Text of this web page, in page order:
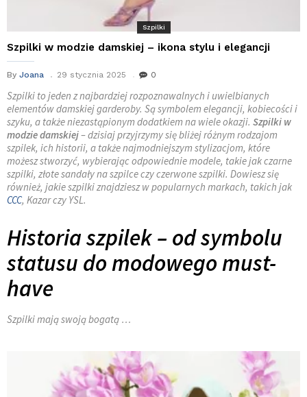
Szpilki
Szpilki w modzie damskiej – ikona stylu i elegancji
By Joana 29 stycznia 2025 0
Szpilki to jeden z najbardziej rozpoznawalnych i uwielbianych
elementów damskiej garderoby. Są symbolem elegancji, kobiecości i
szyku, a także niezastąpionym dodatkiem na wiele okazji. Szpilki w
modzie damskiej– dzisiaj przyjrzymy się bliżej różnym rodzajom
szpilek, ich historii, a także najmodniejszym stylizacjom, które
możesz stworzyć, wybierając odpowiednie modele, takie jak czarne
szpilki, złote sandały na szpilce czy czerwone szpilki. Dowiesz się
również, jakie szpilki znajdziesz w popularnych markach, takich jak
CCC, Kazar czy YSL.
Historia szpilek – od symbolu
statusu do modowego must-
have
Szpilki mają swoją bogatą …